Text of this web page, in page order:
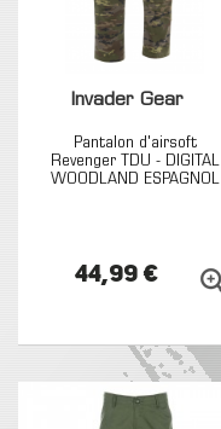
Invader Gear
Pantalon d'airsoft
Revenger TDU - DIGITAL
WOODLAND ESPAGNOL
44,99 €